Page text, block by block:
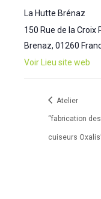
La Hutte Brénaz
150 Rue de la Croix
Brenaz, 01260
Voir Lieu site web
Atelier
“fabrication des
cuiseurs